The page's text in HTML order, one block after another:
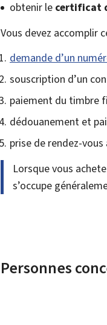
obtenir le certificat
Vous devez accomplir
demande d’un
souscription d’un
paiement du timbre
dédouanement et
prise de rendez-vous
Lorsque vous
s’occupe
Personnes